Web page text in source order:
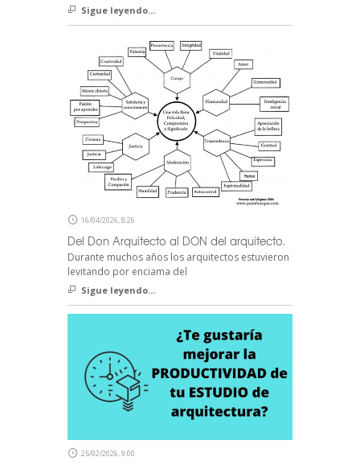
Sigue leyendo...
16/04/2026, 8:26
Del Don Arquitecto al DON del arquitecto.
Durante muchos años los arquitectos estuvieron
levitando por enciama del
Sigue leyendo...
25/02/2026, 9:00